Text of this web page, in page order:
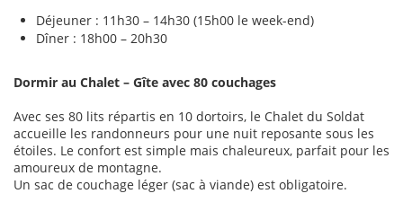
Déjeuner : 11h30 – 14h30 (15h00 le week-end)
Dîner : 18h00 – 20h30
Dormir au Chalet – Gîte avec 80 couchages
Avec ses 80 lits répartis en 10 dortoirs, le Chalet du Soldat
accueille les randonneurs pour une nuit reposante sous les
étoiles. Le confort est simple mais chaleureux, parfait pour les
amoureux de montagne.
Un sac de couchage léger (sac à viande) est obligatoire.